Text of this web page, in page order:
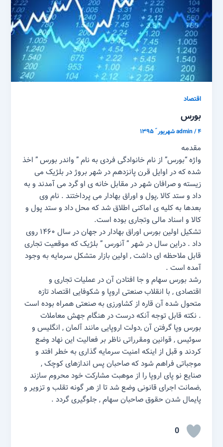
اقتصاد
بورس
admin/۴ شهریور ّ ۱۳۹۵
مقدمه
واژه “بورس” از نام خانوادگی فردی به نام ” واندر بورس ” اخذ
شده که در اوایل قرن پانزدهم در شهر بروژ در بلژیک می
زیسته و صرافان شهر در مقابل خانه ی او گرد می آمدند و به
داد و ستد کالا ,‌پول و اوراق بهادار می پرداختند . نام وی
بعدها به کلیه ی اماکنی اطلاق شد که محل داد و ستد پول و
کالا و اسناد مالی وتجاری بوده است.
تشکیل اولین بورس اوراق بهادار در جهان در سال ۱۴۶۰ روی
داد . دراین سال در شهر ” آنورس ” بلژیک که موقعیت تجاری
قابل ملاحظه ای داشت , اولین بازار متشکل سرمایه به وجود
آمده است .
رشد بورس سهام و جا افتادن آن در عملیات تجاری و
اقتصادی , با انقلاب صنعتی اروپا و شکوفایی اقتصاد تازه
متحول شده آن قاره از کشاورزی به صنعتی همراه بوده است
. نکته قابل توجه آنکه درست در هنگام جهش معاملات
بورس وپا گرفتن آن ,‌دولت اروپایی مانند آلمان , انگلیس و
سوئیس , قوانین ومقرراتی ناظر بر فعالیت این نهاد وضع
کردند و قبل از اینکه امنیت سرمایه گذاری به خطر افتد و
موجباتی فراهم شود که صاحبان پس اندازهای کوچک ,
صنایع نو پای اروپا را از موهبت مشارکت خود محروم سازند
,‌ضمانت اجرای قانونی وضع شد تا از هر گونه تقلب و تزویر و
پایمال شدن حقوق صاحبان سهام , جلوگیری گردد .
0